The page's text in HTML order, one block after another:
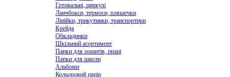
Готовальні, циркулі
Ланчбокси, термоси, пляшечки
Лінійки, трикутники, транспортири
Крейда
Обкладинки
Шкільний асортимент
Папки для зошитів, праці
Папки для школи
Альбоми
Кольоровий папір